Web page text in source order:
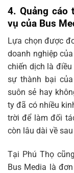
4.Quảng cáo
vụ của Bus
Lựa chọn được
doanh nghiệp
chiến dịch là
sự thành bại
suôn sẻ hay
ty đã có nhiều
trời để làm đối
còn lâu dài về
Tại Phú Thọ
Bus Media là